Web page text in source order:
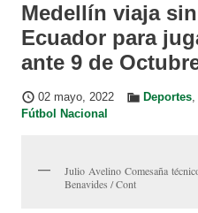
Medellín viaja
Ecuador para
ante 9 de
02 mayo, 2022 Deportes,
Fútbol Nacional
Julio Avelino Comesaña
Benavides / Cont